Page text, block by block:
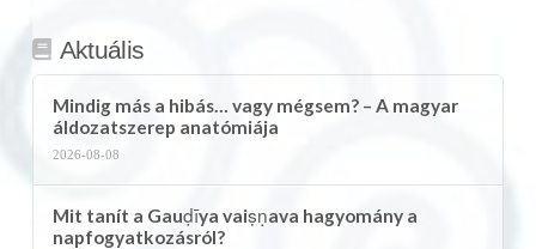
Aktuális
Mindig más a hibás… vagy mégsem? – A magyar
áldozatszerep anatómiája
2026-08-08
Mit tanít a Gauḍīya vaiṣṇava hagyomány a
napfogyatkozásról?